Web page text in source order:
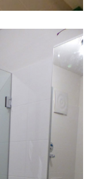
und